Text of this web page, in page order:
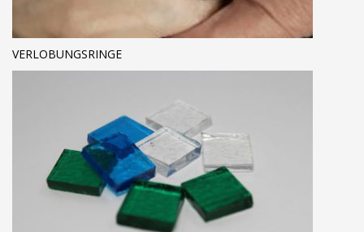
VERLOBUNGSRINGE